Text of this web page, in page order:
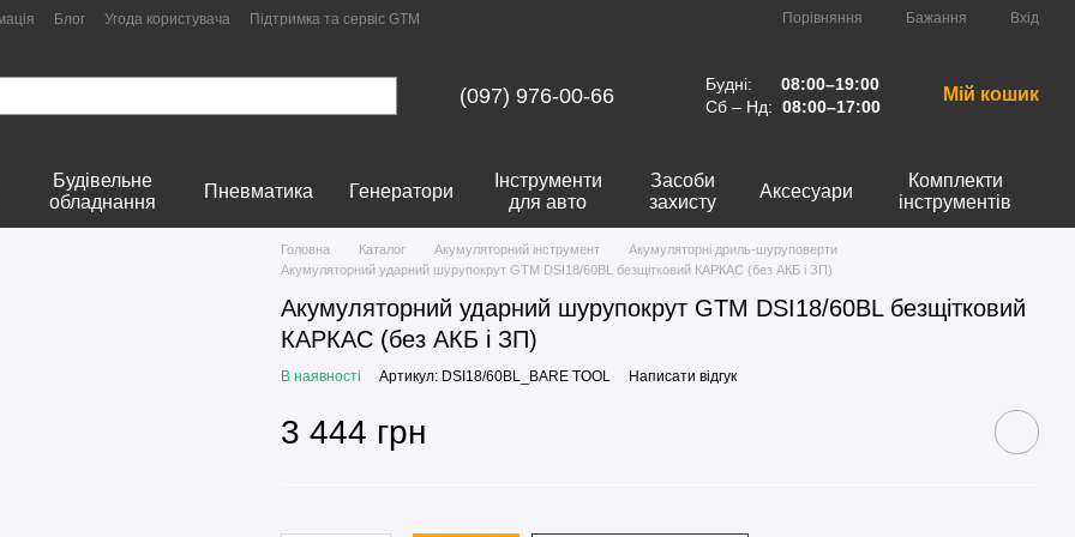
Блог Угода користувача Підтримка та сервіс GTM Порівняння Бажання Вхід
(097) 976-00-66 Будні:
08:00–19:00
Сб – Нд: 08:00–17:00
Мій кошик
Будівельне
обладнання
Пневматика Генератори
Інструменти
для авто
Засоби
захисту
Аксесуари
Комплекти
інструментів
Головна Каталог Акумуляторний інструмент
Акумуляторні дриль-шуруповерти
Акумуляторний ударний шурупокрут GTM DSI18/60BL безщітковий КАРКАС (без АКБ і ЗП)
Акумуляторний ударний шурупокрут GTM DSI18/60BL безщітковий
КАРКАС (без АКБ і ЗП)
В наявності Артикул: DSI18/60BL_BARE TOOL Написати відгук
3 444 грн